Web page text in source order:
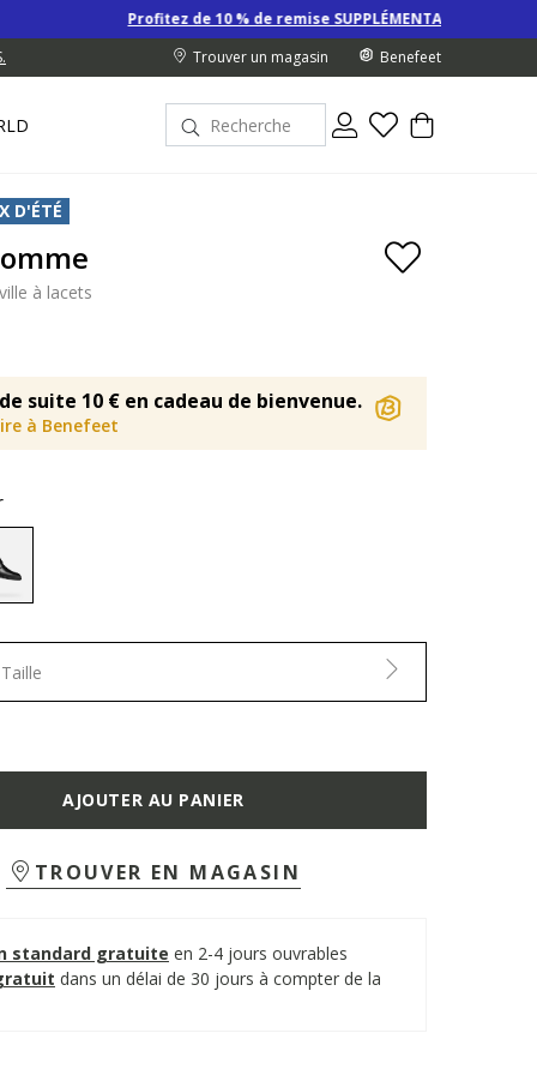
Profitez de 10 % de remise SUPPLÉMENTAIRE sur les Derniers
Trouver un magasin Benefeet
D'ÉTÉ
à lacets
suite 10 € en cadeau de bienvenue.
à Benefeet
AJOUTER AU PANIER
TROUVER EN MAGASIN
standard gratuite en 2-4 jours ouvrables
dans un délai de 30 jours à compter de la